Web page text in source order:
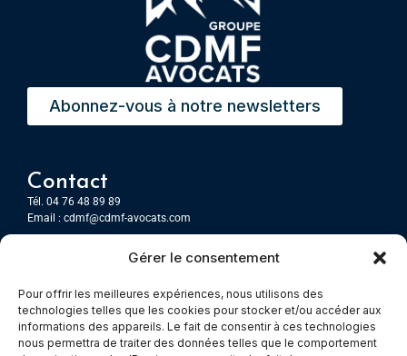
Gérer le consentement
Pour offrir les meilleures expériences, nous utilisons des
technologies telles que les cookies pour stocker et/ou accéder aux
informations des appareils. Le fait de consentir à ces technologies
nous permettra de traiter des données telles que le comportement
Abonnez-vous à notre newsletters
Contact
Tél. 04 76 48 89 89
Email : cdmf@cdmf-avocats.com
7 Place Firmin Gautier
CS 80476
38016 GRENOBLE, Cedex 1